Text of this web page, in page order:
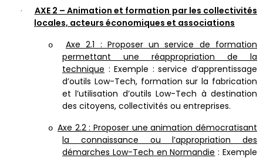
·
AXE 2 – Animation et formation par les collectivités
locales, acteurs économiques et associations
o
Axe 2.1 : Proposer un service de formation
permettant une réappropriation de la
technique : Exemple : service d’apprentissage
d’outils Low-Tech, formation sur la fabrication
et l’utilisation d’outils Low-Tech à destination
des citoyens, collectivités ou entreprises.
o Axe 2.2 : Proposer une animation démocratisant
la connaissance ou l’appropriation des
démarches Low-Tech en Normandie : Exemple